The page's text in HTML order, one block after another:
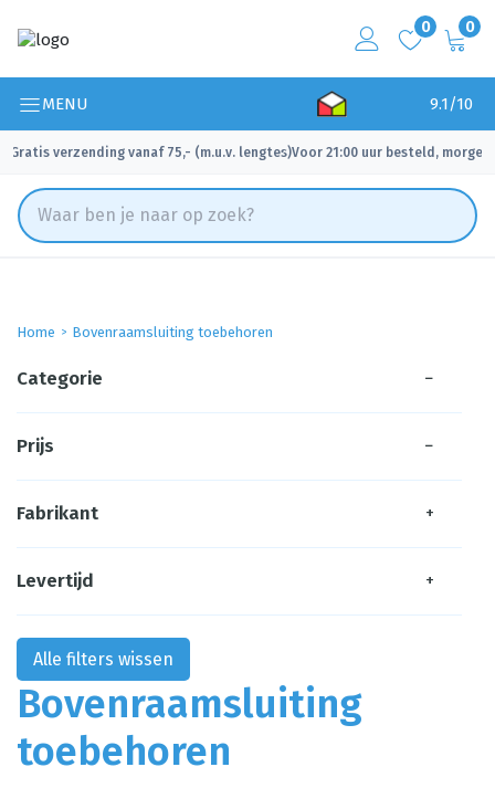
0 0
MENU 9.1/10
Gratis verzending vanaf 75,- (m.u.v. lengtes)
✓ Voor 21:00 uur besteld, morgen
Home Bovenraamsluiting toebehoren
Bovenraamsluiting
toebehoren
Categorie −
Prijs −
Fabrikant +
Levertijd +
Alle filters wissen